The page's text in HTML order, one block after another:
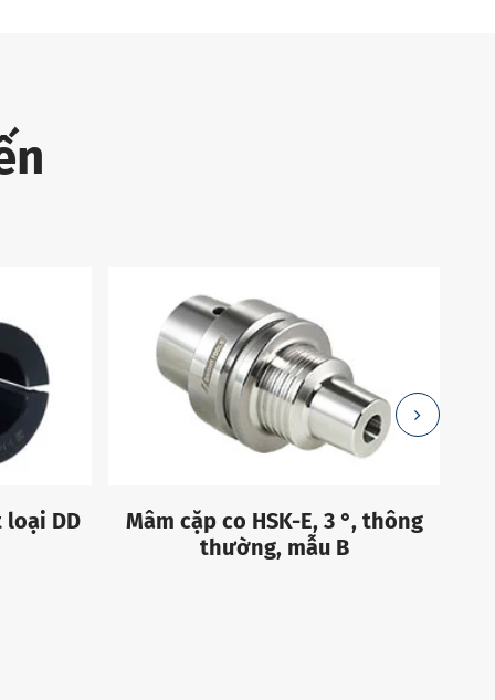
loại DD
Mâm cặp co HSK-E, 3 °, thông
thường, mẫu B